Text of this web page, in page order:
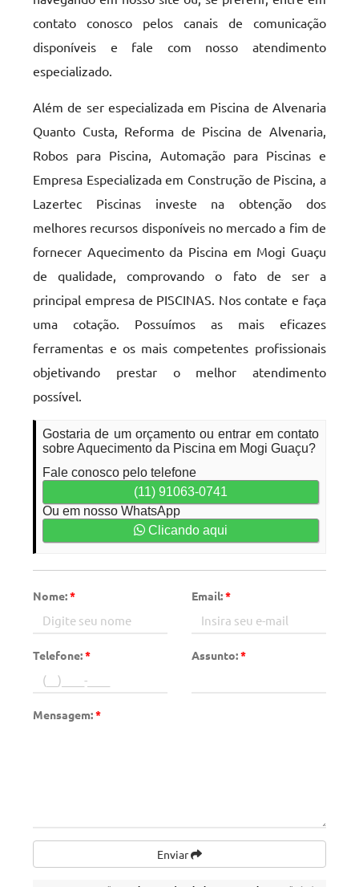
contato conosco pelos canais de comunicação
disponíveis e fale com nosso atendimento
especializado.
Além de ser especializada em Piscina de Alvenaria
Quanto Custa, Reforma de Piscina de Alvenaria,
Robos para Piscina, Automação para Piscinas e
Empresa Especializada em Construção de Piscina, a
Lazertec Piscinas investe na obtenção dos
melhores recursos disponíveis no mercado a fim de
fornecer Aquecimento da Piscina em Mogi Guaçu
de qualidade, comprovando o fato de ser a
principal empresa de PISCINAS. Nos contate e faça
uma cotação. Possuímos as mais eficazes
ferramentas e os mais competentes profissionais
objetivando prestar o melhor atendimento
possível.
Gostaria de um orçamento ou entrar em contato
sobre Aquecimento da Piscina em Mogi Guaçu?
Fale conosco pelo telefone
(11) 91063-0741
Ou em nosso WhatsApp
Clicando aqui
Nome:* Email:*
Telefone:* Assunto:*
Mensagem:*
Enviar